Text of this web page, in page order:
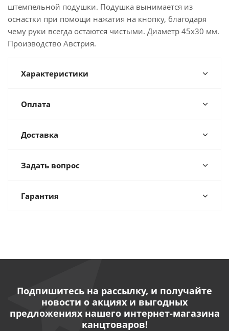
штемпельной подушки. Подушка вынимается из
оснастки при помощи нажатия на кнопку, благодаря
чему руки всегда остаются чистыми. Диаметр 45х30 мм.
Производство Австрия.
Характеристики
Оплата
Доставка
Задать вопрос
Гарантия
Подпишитесь на рассылку, и получайте
новости о акциях и выгодных
предложениях нашего интернет-магазина
канцтоваров!